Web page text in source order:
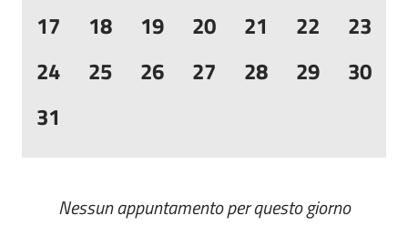
17
18 19 20 21 22
23
24
25 26 27 28 29
30
31
Nessun appuntamento per questo giorno